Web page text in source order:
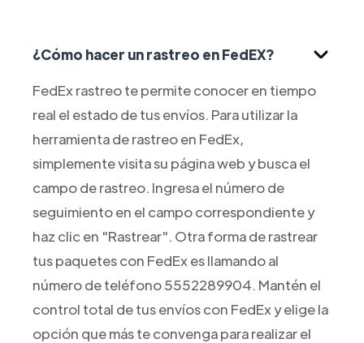
¿Cómo hacer un rastreo en FedEX?
FedEx rastreo te permite conocer en tiempo
real el estado de tus envíos. Para utilizar la
herramienta de rastreo en FedEx,
simplemente visita su página web y busca el
campo de rastreo. Ingresa el número de
seguimiento en el campo correspondiente y
haz clic en "Rastrear". Otra forma de rastrear
tus paquetes con FedEx es llamando al
número de teléfono 5552289904. Mantén el
control total de tus envíos con FedEx y elige la
opción que más te convenga para realizar el